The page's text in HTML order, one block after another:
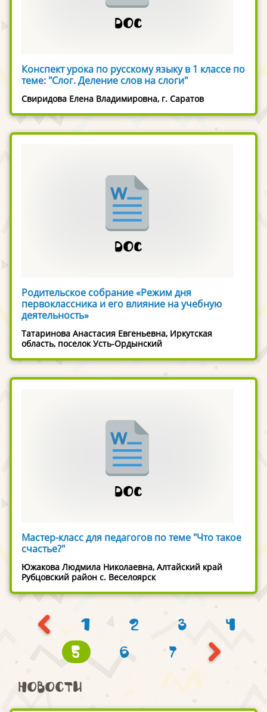
Конспект урока по русскому языку в 1 классе по
теме: "Слог. Деление слов на слоги"
Свиридова Елена Владимировна, г. Саратов
Родительское собрание «Режим дня
первоклассника и его влияние на учебную
деятельность»
Татаринова Анастасия Евгеньевна, Иркутская
область, поселок Усть-Ордынский
Мастер-класс для педагогов по теме "Что такое
счастье?"
Южакова Людмила Николаевна, Алтайский край
Рубцовский район с. Веселоярск
1 2 3
4
5
6 7
Новости